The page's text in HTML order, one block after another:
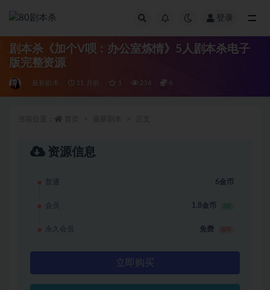
登录
剧本杀《加个V呗：办公室炼情》5人剧本杀电子
版完整资源
最新剧本 11 月前 1 236 6
资源信息
普通 6金币
会员 1.8金币 3折
永久会员 免费
立即购买